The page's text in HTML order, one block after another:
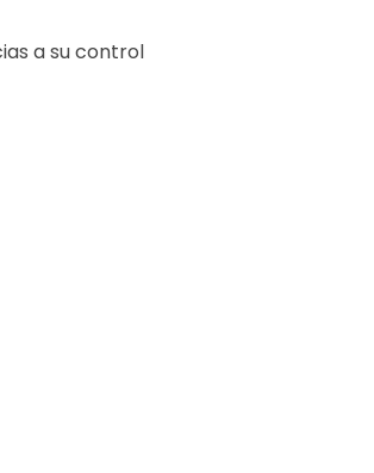
a su control